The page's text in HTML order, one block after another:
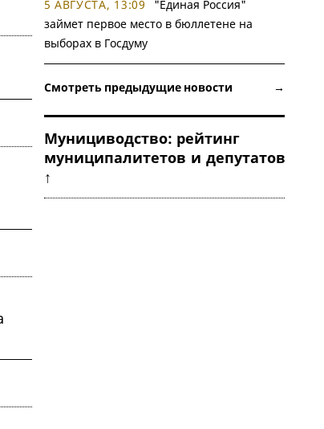
5 АВГУСТА, 13:09
"Единая Россия"
займет первое место в бюллетене на
выборах в Госдуму
Смотреть предыдущие новости →
Мунициводство: рейтинг
муниципалитетов и депутатов
↑